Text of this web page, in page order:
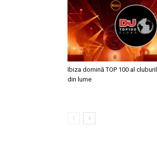
Ibiza domină TOP 100 al
din lume